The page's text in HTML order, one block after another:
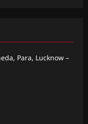
Para, Lucknow –